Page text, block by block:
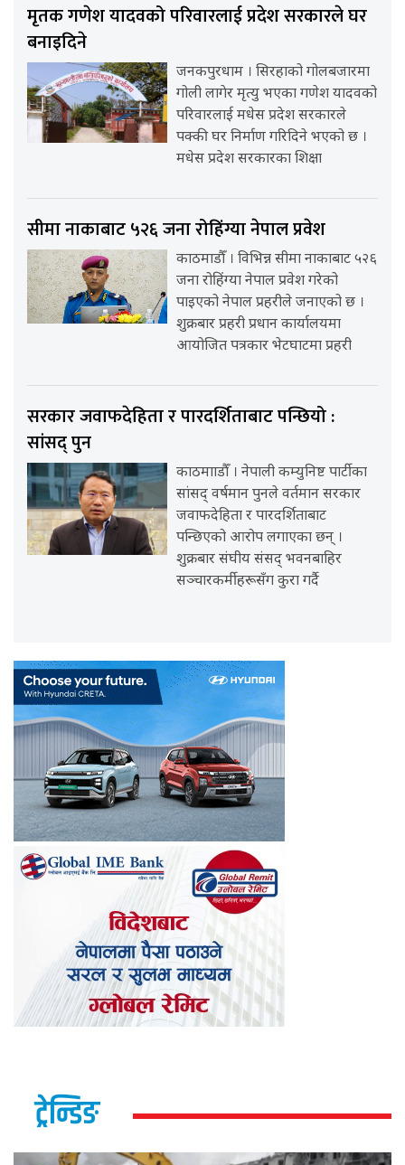
मृतक गणेश यादवको परिवारलाई प्रदेश सरकारले घर
बनाइदिने
जनकपुरधाम । सिरहाको गोलबजारमा
गोली लागेर मृत्यु भएका गणेश यादवको
परिवारलाई मधेस प्रदेश सरकारले
पक्की घर निर्माण गरिदिने भएको छ ।
मधेस प्रदेश सरकारका शिक्षा
सीमा नाकाबाट ५२६ जना रोहिंग्या नेपाल प्रवेश
काठमाडौँ । विभिन्न सीमा नाकाबाट ५२६
जना रोहिंग्या नेपाल प्रवेश गरेको
पाइएको नेपाल प्रहरीले जनाएको छ ।
शुक्रबार प्रहरी प्रधान कार्यालयमा
आयोजित पत्रकार भेटघाटमा प्रहरी
सरकार जवाफदेहिता र पारदर्शिताबाट पन्छियो :
सांसद् पुन
काठमााडौँ । नेपाली कम्युनिष्ट पार्टीका
सांसद् वर्षमान पुनले वर्तमान सरकार
जवाफदेहिता र पारदर्शिताबाट
पन्छिएको आरोप लगाएका छन् ।
शुक्रबार संघीय संसद् भवनबाहिर
सञ्चारकर्मीहरूसँग कुरा गर्दै
ट्रेन्डिङ